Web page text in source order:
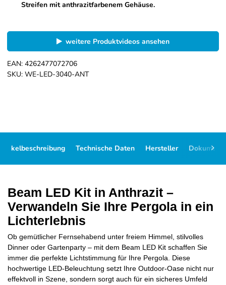
Streifen mit anthrazitfarbenem Gehäuse.
weitere Produktvideos ansehen
EAN: 4262477072706
SKU: WE-LED-3040-ANT
Technische Daten Hersteller
Beam LED Kit in Anthrazit –
Verwandeln Sie Ihre Pergola in ein
Lichterlebnis
Ob gemütlicher Fernsehabend unter freiem Himmel, stilvolles
Dinner oder Gartenparty – mit dem Beam LED Kit schaffen Sie
immer die perfekte Lichtstimmung für Ihre Pergola. Diese
hochwertige LED-Beleuchtung setzt Ihre Outdoor-Oase nicht nur
effektvoll in Szene, sondern sorgt auch für ein sicheres Umfeld